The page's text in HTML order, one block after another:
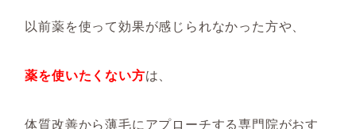
以前薬を使って効果が感じられなかった方や、
薬を使いたくない方は、
体質改善から薄毛にアプローチする専門院がおす